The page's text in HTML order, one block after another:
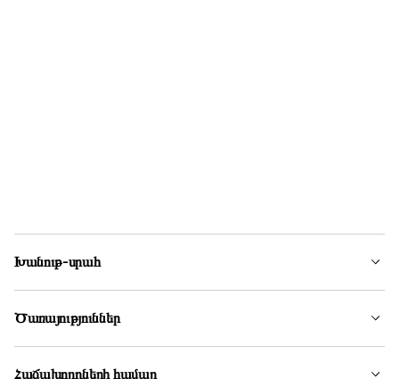
Խանութ-սրահ
Ծառայություններ
Հաճախորդների համար